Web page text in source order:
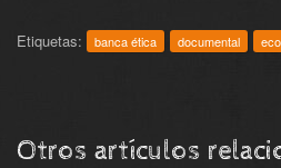
Etiquetas: banca ética documental
Otros artículos